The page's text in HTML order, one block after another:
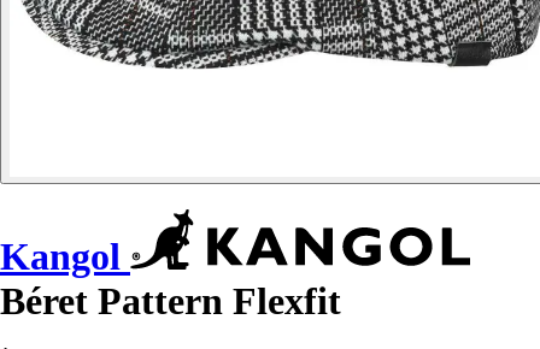
Kangol
Béret Pattern Flexfit